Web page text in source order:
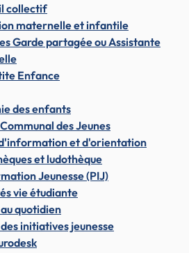
collectif
maternelle et infantile
Garde partagée ou Assistante
Enfance
des enfants
des Jeunes
et d'orientation
et ludothèque
Jeunesse (PIJ)
vie étudiante
quotidien
initiatives jeunesse